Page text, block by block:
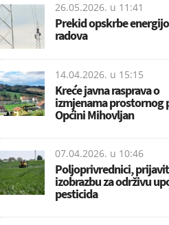
26.05.2026. u 11:41
Prekid opskrbe
radova
14.04.2026. u 15:15
Kreće javna rasprava o
izmjenama prostornog
Općini Mihovljan
07.04.2026. u 10:46
Poljoprivrednici,
izobrazbu za održivu
pesticida